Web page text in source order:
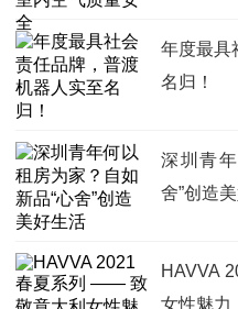
年度最具
名归！
深圳青
舍”创造
HAVVA
女性魅力